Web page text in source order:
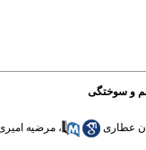
و سوختگی
عطاری ، مرضیه